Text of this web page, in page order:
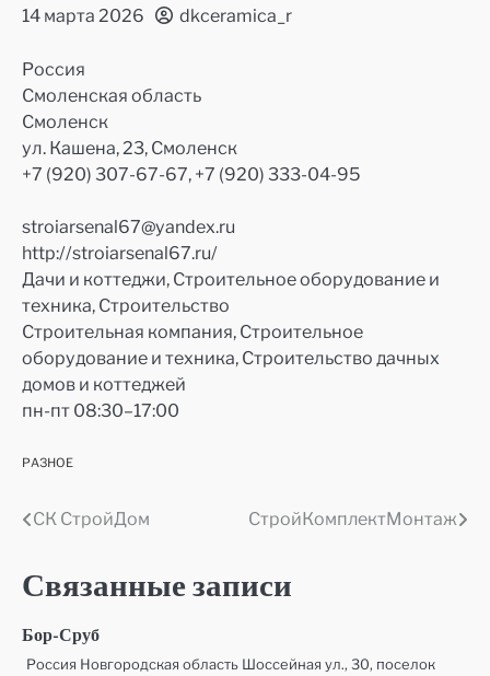
14 марта 2026 dkceramica_r
Россия
Смоленская область
Смоленск
ул. Кашена, 23, Смоленск
+7 (920) 307-67-67, +7 (920) 333-04-95
stroiarsenal67@yandex.ru
http://stroiarsenal67.ru/
Дачи и коттеджи, Строительное оборудование и
техника, Строительство
Строительная компания, Строительное
оборудование и техника, Строительство дачных
домов и коттеджей
пн-пт 08:30–17:00
РАЗНОЕ
Навигация
записям
СК СтройДом СтройКомплектМонтаж
Связанные записи
Бор-Сруб
Россия Новгородская область Шоссейная ул., 30, поселок